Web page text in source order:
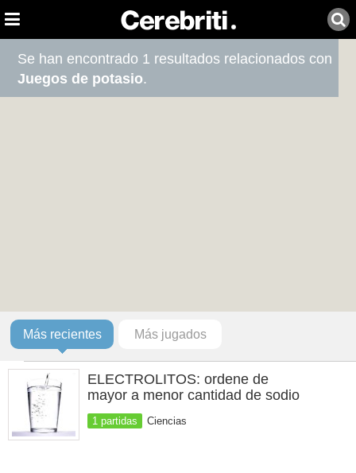
Se han encontrado 1 resultados relacionados con
Juegos de potasio.
Más recientes Más jugados
ELECTROLITOS: ordene de
mayor a menor cantidad de sodio
1 partidas Ciencias